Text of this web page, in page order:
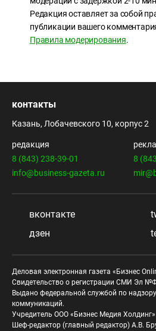
Редакция оставляет за собой
публикации вашего
Правила модерирования.
контакты
Казань, Лобачевского 10, корпус 2
редакция
8 (843) 238-39-01
info@business-gazeta.ru
8
вконтакте
дзен
Деловая электронная газета «Бизнес
Свидетельство о регистрации СМИ Эл
Выдано федеральной службой по
коммуникаций.
Учредитель ООО «Бизнес Медия Холдинг»
Шеф-редактор (главный редактор) А.В.